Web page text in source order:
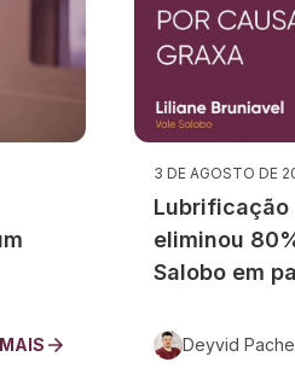
3 DE AGOSTO DE
Lubrificação
eliminou
Salobo em
Deyvid